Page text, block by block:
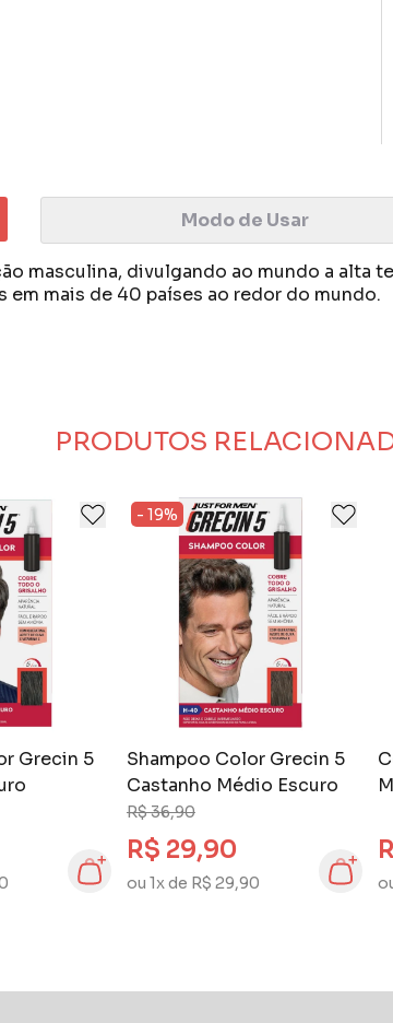
Modo de Usar
masculina, divulgando ao mundo a alta
mais de 40 países ao redor do mundo.
PRODUTOS
Grecin 5
Shampoo Color Grecin 5
Castanho Médio Escuro
R$ 36,90
R$ 29,90
ou 1x de R$ 29,90
- 19%